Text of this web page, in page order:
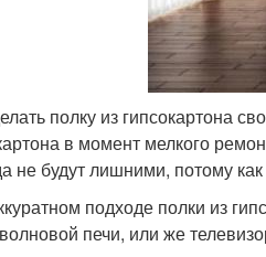
полку из гипсокартона
в момент мелкого
не будут лишними, потому
подходе полки из
печи, или же